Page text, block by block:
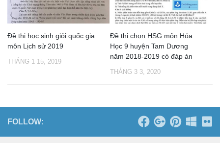
Đề thi học sinh giỏi quốc gia
môn Lịch sử 2019
THÁNG 1 15, 2019
Đề thi chọn HSG môn Hóa
Học 9 huyện Tam Dương
năm 2018-2019 có đáp án
THÁNG 3 3, 2020
FOLLOW: